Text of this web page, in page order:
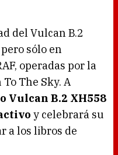
del Vulcan B.2
sólo en
operadas por la
The Sky. A
Vulcan B.2 XH558
y celebrará su
a los libros de